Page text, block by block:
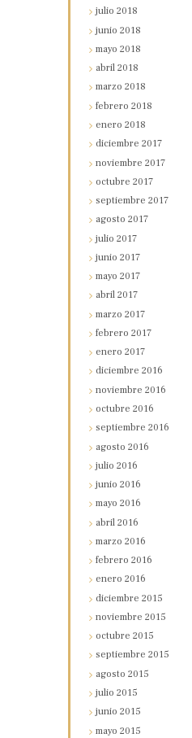
julio2018
junio2018
mayo2018
abril2018
marzo2018
febrero2018
enero2018
diciembre2017
noviembre2017
octubre2017
septiembre2017
agosto2017
julio2017
junio2017
mayo2017
abril2017
marzo2017
febrero2017
enero2017
diciembre2016
noviembre2016
octubre2016
septiembre2016
agosto2016
julio2016
junio2016
mayo2016
abril2016
marzo2016
febrero2016
enero2016
diciembre2015
noviembre2015
octubre2015
septiembre2015
agosto2015
julio2015
junio2015
mayo2015